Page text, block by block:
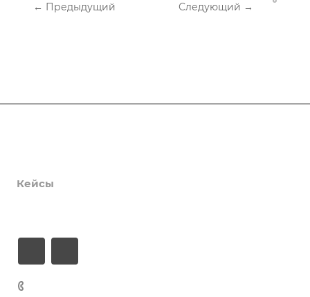
← Предыдущий
Следующий →
Кейсы